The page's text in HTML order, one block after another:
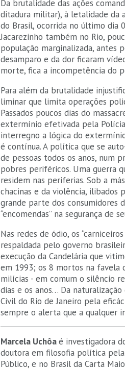
Da brutalidade das ações
ditadura militar), à letalidade da
do Brasil, ocorrida no último dia
Jacarezinho também no Rio,
população marginalizada, antes
desamparo e da dor ficaram
morte, fica a incompetência do
Para além da brutalidade
liminar que limita operações
Passados poucos dias do
extermínio efetivada pela
interregno a lógica do
é contínua. A política que se
de pessoas todos os anos, num
pobres periféricos. Uma guerra
residem nas periferias. Sob a
chacinas e da violência, ilibados
grande parte dos consumidores
“encomendas” na segurança de
Nas redes de ódio, os
respaldada pelo governo
execução da Candelária que
em 1993; os 8 mortos na favela
milícias - em comum o silêncio
dias e os anos… Da naturalização
Civil do Rio de Janeiro pela
sempre o alerta que a qualquer
Marcela Uchôaé investigadora
doutora em filosofia política
Público, e no Brasil da Carta